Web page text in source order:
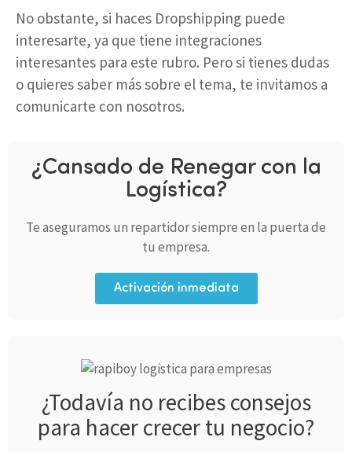
No obstante, si haces Dropshipping puede
interesarte, ya que tiene integraciones
interesantes para este rubro. Pero si tienes dudas
o quieres saber más sobre el tema, te invitamos a
comunicarte con nosotros.
¿Cansado de Renegar con la
Logística?
Te aseguramos un repartidor siempre en la puerta de
tu empresa.
Activación inmediata
¿Todavía no recibes consejos
para hacer crecer tu negocio?